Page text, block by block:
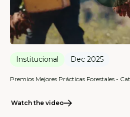
Institucional Dec 2025
Premios Mejores Prácticas Forestales -
Watch the video